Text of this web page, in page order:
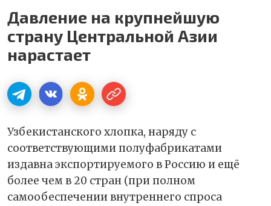
Давление на крупнейшую
страну Центральной Азии
нарастает
Узбекистанского хлопка, наряду с
соответствующими полуфабрикатами
издавна экспортируемого в Россию и ещё
более чем в 20 стран (при полном
самообеспечении внутреннего спроса